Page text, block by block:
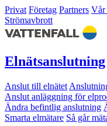
Privat Företag Partners Vår
Strömavbrott
Elnätsanslutning
Anslut till elnätet
Anslut anläggning för
Ändra befintlig anslutning
Smarta elmätare Så går